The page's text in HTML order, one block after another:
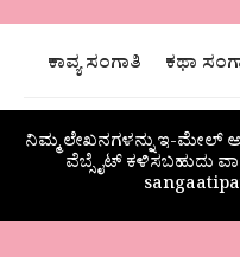
ಕಾವ್ಯ ಸಂಗಾತಿ ಕಥಾ
ನಿಮ್ಮ ಲೇಖನಗಳನ್ನು ಇ-ಮೇಲ್
ವೆಬ್ಸೈಟ್ ಕಳಿಸಬಹುದು